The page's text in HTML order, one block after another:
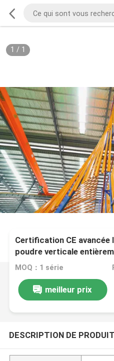
1 / 1
Certification CE avancée
poudre verticale
MOQ：1 série
meilleur prix
DESCRIPTION DE PRODUIT